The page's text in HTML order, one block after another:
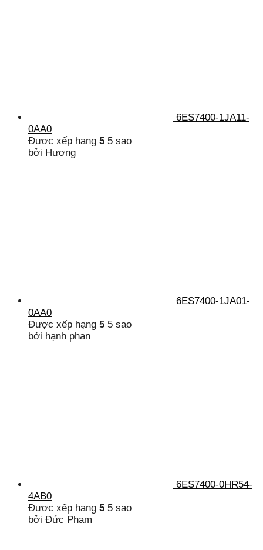
6ES7400-1JA11-
0AA0
Được xếp hạng 5 5 sao
bởi Hương
6ES7400-1JA01-
0AA0
Được xếp hạng 5 5 sao
bởi hạnh phan
6ES7400-0HR54-
4AB0
Được xếp hạng 5 5 sao
bởi Đức Phạm